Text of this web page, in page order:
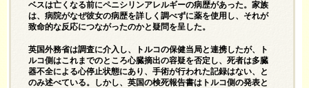
ベスは亡くなる前にペニシリンアレルギーの病歴があった。家族
は、病院がなぜ彼女の病歴を詳しく調べずに薬を使用し、それが
致命的な反応につながったのかと疑問を呈した。
英国外務省は調査に介入し、トルコの保健当局と連携したが、ト
ルコ側はこれまでのところ心臓摘出の容疑を否定し、死者は多臓
器不全による心停止状態にあり、手術が行われた記録はない、と
のみ述べている。しかし、英国の検死報告書はトルコ側の発表と